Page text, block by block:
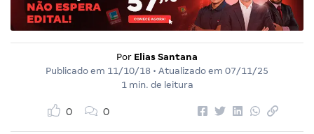
Por Elias Santana
Publicado em 11/10/18 • Atualizado em 07/11/25
1 min. de leitura
0 0